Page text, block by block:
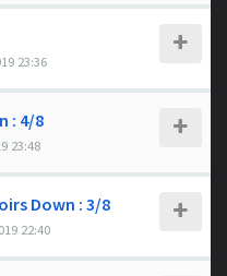
23:36
: 4/8
23:48
Down : 3/8
22:40